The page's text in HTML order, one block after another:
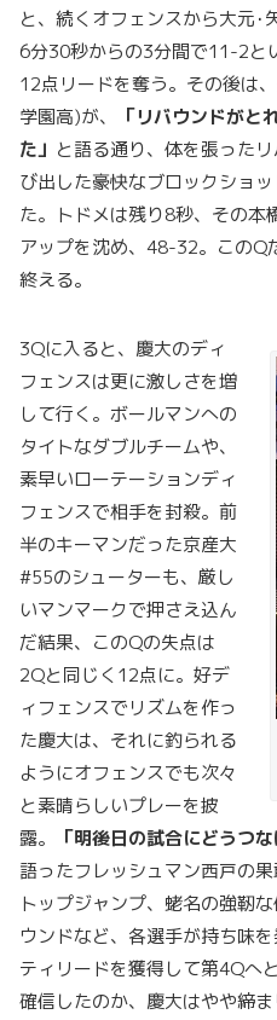
と、続くオフェンスから大元･
6分30秒からの3分間で11-2と
12点リードを奪う。その後は
学園高)が、
「リバウンドがと
た」 と語る通り、体を張った
び出した豪快なブロックショ
た。トドメは残り8秒、その本
アップを沈め、48-32。このQ
終える。
3Qに入ると、慶大のディ
フェンスは更に激しさを増
して行く。ボールマンへの
タイトなダブルチームや、
素早いローテーションディ
フェンスで相手を封殺。前
半のキーマンだった京産大
#55のシューターも、厳し
いマンマークで押さえ込ん
だ結果、このQの失点は
2Qと同じく12点に。好デ
ィフェンスでリズムを作っ
た慶大は、それに釣られる
ようにオフェンスでも次々
と素晴らしいプレーを披
露。
「明後日の試合にどうつ
語ったフレッシュマン西戸の
トップジャンプ、蛯名の強靭
ウンドなど、各選手が持ち味
ティリードを獲得して第4Qへ
確信したのか、慶大はやや締